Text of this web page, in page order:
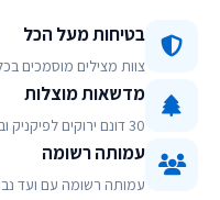
בטיחות מעל הכל
צוות מצילים מוסמכים
מדשאות מוצלות
30 דונם ירוקים לפיקניק ובילוי משפחתי
עמותה רשומה
עמותה רשומה עם ועד